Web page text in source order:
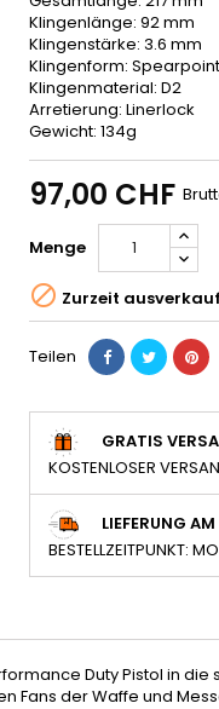
Klingenlänge: 92 mm
Klingenstärke: 3.6 mm
Klingenform: Spearpoint
Klingenmaterial: D2
Arretierung: Linerlock
Gewicht: 134g
97,00 CHF
Menge
 Zurzeit
Teilen
GRATIS
KOSTENLOSER
LIEFERUNG
BESTELLZEITPUNKT:
Duty Pistol in
Fans der Waffe und